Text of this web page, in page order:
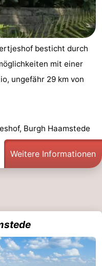
besticht durch
mit einer
ungefähr 29 km von
Burgh Haamstede
Weitere Informationen